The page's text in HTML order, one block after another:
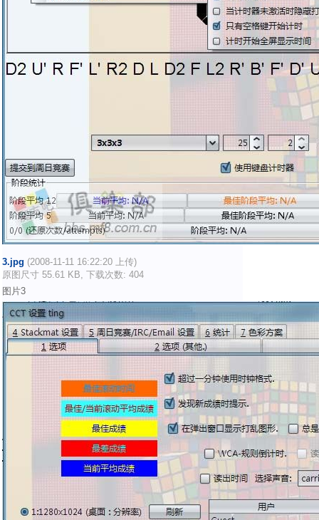
3.jpg (2008-11-11 16:22:20 上传)
原图尺寸 55.61 KB, 下载次数: 404
图片3